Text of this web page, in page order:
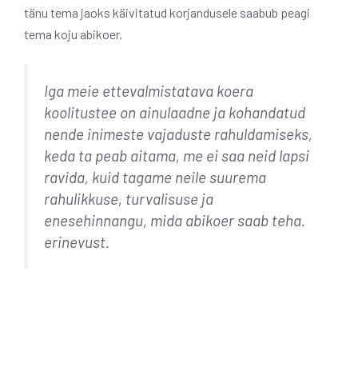
tänu tema jaoks käivitatud korjandusele saabub peagi
tema koju abikoer.
Iga meie ettevalmistatava koera
koolitustee on ainulaadne ja kohandatud
nende inimeste vajaduste rahuldamiseks,
keda ta peab aitama, me ei saa neid lapsi
ravida, kuid tagame neile suurema
rahulikkuse, turvalisuse ja
enesehinnangu, mida abikoer saab teha.
erinevust.